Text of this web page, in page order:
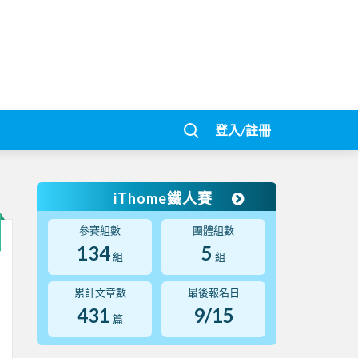
登入/註冊
iThome鐵人賽
參賽組數
134組
團體組數
5 組
累計文章數
431 篇
最後報名日
9/15